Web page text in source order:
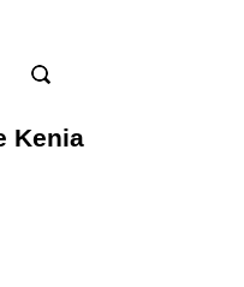
Kenia